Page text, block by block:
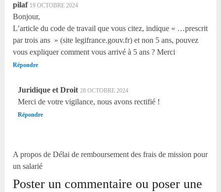
pilaf 19 OCTOBRE 2024
Bonjour,
L’article du code de travail que vous citez, indique « …prescrit
par trois ans » (site legifrance.gouv.fr) et non 5 ans, pouvez
vous expliquer comment vous arrivé à 5 ans ? Merci
Répondre
Juridique et Droit 28 OCTOBRE 2024
Merci de votre vigilance, nous avons rectifié !
Répondre
A propos de Délai de remboursement des frais de mission pour
un salarié
Poster un commentaire ou poser une